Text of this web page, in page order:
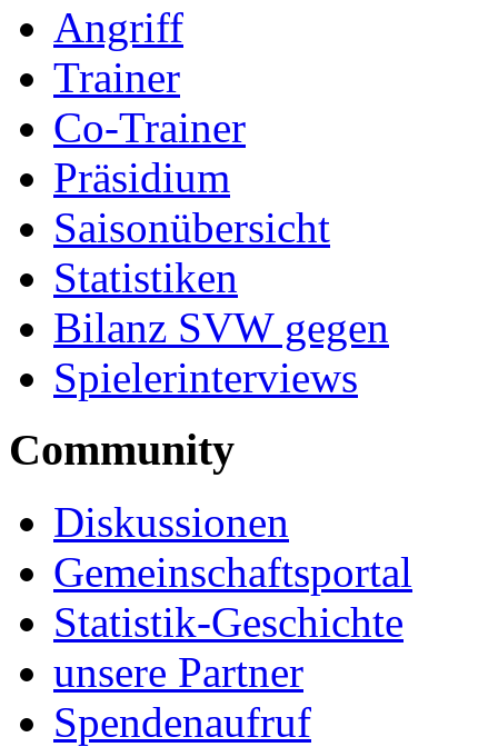
Angriff
Trainer
Co-Trainer
Präsidium
Saisonübersicht
Statistiken
Bilanz SVW gegen
Spielerinterviews
Community
Diskussionen
Gemeinschaftsportal
Statistik-Geschichte
unsere Partner
Spendenaufruf